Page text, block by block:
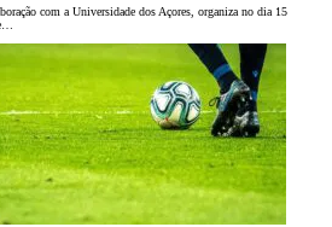
com a Universidade dos Açores, organiza no dia 15